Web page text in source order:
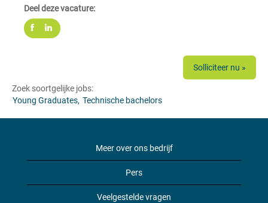
Deel deze vacature:
Solliciteer nu »
Zoek soortgelijke jobs:
Young Graduates, Technische bachelors
Meer over ons bedrijf
Pers
Veelgestelde vragen